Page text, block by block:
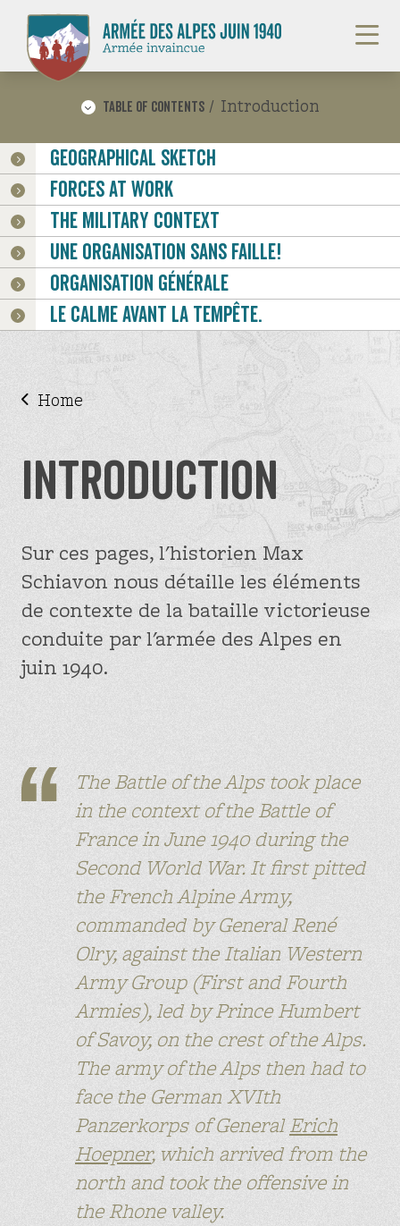
Fightings in Briançonnais and Queyras
valleys
Fightings in the Tarentaise Sector
Haut-Rhône (Ain and Haute Savoie)
LOWER SAVOIE
Maurienne (Savoie)
Pays du Voironnais (Isère)
The fighting in the Drôme
The fighting for Nice
The fightings in Ubaye
Histoire
Language : fr it en
Sites de mémoire
Table of contents / Introduction
Geographical sketch
Forces at work
The military context
Une organisation sans faille!
Organisation générale
Le calme avant la tempête.
Home
Introduction
Sur ces pages, l'historien Max
Schiavon nous détaille les éléments
de contexte de la bataille victorieuse
conduite par l'armée des Alpes en
juin 1940.
The Battle of the Alps took place
in the context of the Battle of
France in June 1940 during the
Second World War. It first pitted
the French Alpine Army,
commanded by General René
Olry, against the Italian Western
Army Group (First and Fourth
Armies), led by Prince Humbert
of Savoy, on the crest of the Alps.
The army of the Alps then had to
face the German XVIth
Panzerkorps of GeneralErich
Hoepner, which arrived from the
north and took the offensive in
the Rhone valley.